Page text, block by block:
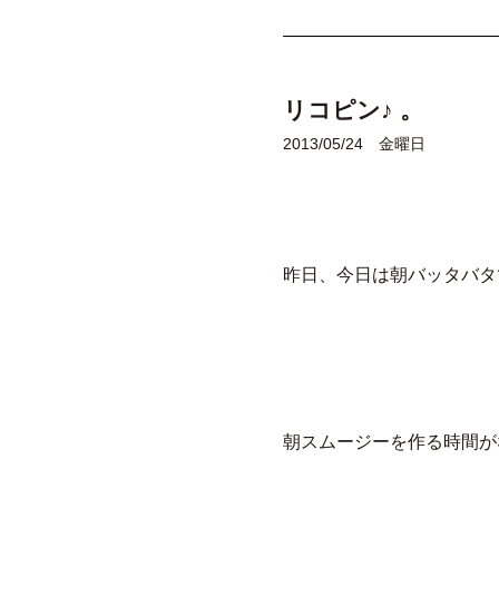
リコピン♪ 。
2013/05/24 金曜日
昨日、今日は朝バッタバ
朝スムージーを作る時間